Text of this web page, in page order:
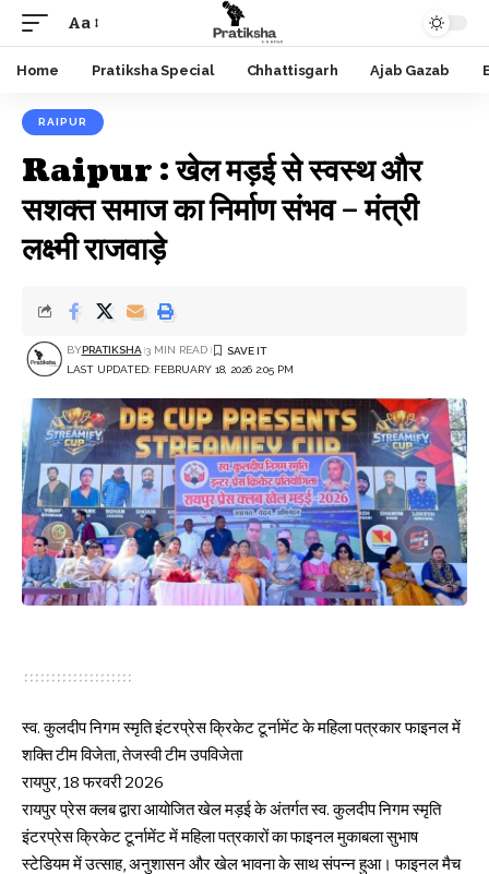
Font
Resizer
Aa
Home Pratiksha Special Chhattisgarh Ajab Gazab
RAIPUR
Raipur : खेल मड़ई से स्वस्थ और
सशक्त समाज का निर्माण संभव – मंत्री
लक्ष्मी राजवाड़े
LAST UPDATED: FEBRUARY 18, 2026 2:05 PM
BYPRATIKSHA 3 MIN READ
स्व. कुलदीप निगम स्मृति इंटरप्रेस क्रिकेट टूर्नामेंट के महिला पत्रकार फाइनल में
शक्ति टीम विजेता, तेजस्वी टीम उपविजेता
रायपुर, 18 फरवरी 2026
रायपुर प्रेस क्लब द्वारा आयोजित खेल मड़ई के अंतर्गत स्व. कुलदीप निगम स्मृति
इंटरप्रेस क्रिकेट टूर्नामेंट में महिला पत्रकारों का फाइनल मुकाबला सुभाष
स्टेडियम में उत्साह, अनुशासन और खेल भावना के साथ संपन्न हुआ। फाइनल मैच